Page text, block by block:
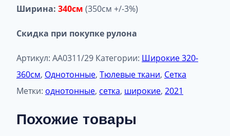
Ширина: 340см (350см +/-3%)
Скидка при покупке рулона
Артикул: АА0311/29 Категории: Широкие 320-
360см, Однотонные, Тюлевые ткани, Сетка
Метки: однотонные, сетка, широкие, 2021
Похожие товары